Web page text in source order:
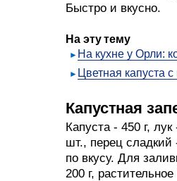
Быстро и вкусно.
На эту тему
На кухне у Орли:
Цветная капуста
Капустная
Капуста - 450 г,
шт., перец
по вкусу. Для
200 г,